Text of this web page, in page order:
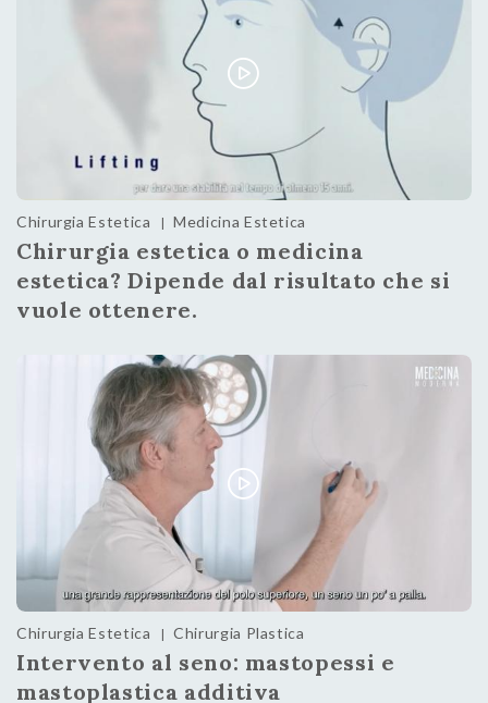
Chirurgia Estetica | Medicina Estetica
Chirurgia estetica o medicina
estetica? Dipende dal risultato che si
vuole ottenere.
Chirurgia Estetica | Chirurgia Plastica
Intervento al seno: mastopessi e
mastoplastica additiva